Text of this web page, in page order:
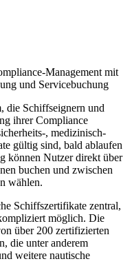
Management mit
und Servicebuchung
die Schiffseignern und
ihrer Compliance
, medizinisch-
gültig sind, bald ablaufen
können Nutzer direkt über
buchen und zwischen
wählen.
Schiffszertifikate zentral,
möglich. Die
über 200 zertifizierten
die unter anderem
weitere nautische